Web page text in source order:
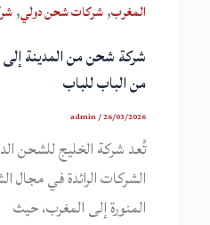
المغرب,شركات شحن دولي,
شركة شحن من المدينة
من الباب للباب
admin/26/03/2026
تُعد شركة الخليج للشحن
الشركات الرائدة في مجال
المنورة إلى المغرب، حيث